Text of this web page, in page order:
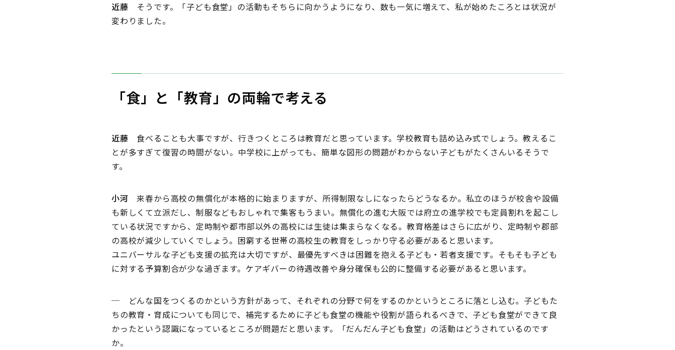
近藤 そうです。「子ども食堂」の活動もそちらに向かうようになり、数も一気に増えて、私が始めたころとは状況が
変わりました。
「食」と「教育」の両輪で考える
近藤 食べることも大事ですが、行きつくところは教育だと思っています。学校教育も詰め込み式でしょう。教えるこ
とが多すぎて復習の時間がない。中学校に上がっても、簡単な図形の問題がわからない子どもがたくさんいるそうで
す。
小河 来春から高校の無償化が本格的に始まりますが、所得制限なしになったらどうなるか。私立のほうが校舎や設備
も新しくて立派だし、制服などもおしゃれで集客もうまい。無償化の進む大阪では府立の進学校でも定員割れを起こし
ている状況ですから、定時制や都市部以外の高校には生徒は集まらなくなる。教育格差はさらに広がり、定時制や郡部
の高校が減少していくでしょう。困窮する世帯の高校生の教育をしっかり守る必要があると思います。
ユニバーサルな子ども支援の拡充は大切ですが、最優先すべきは困難を抱える子ども・若者支援です。そもそも子ども
に対する予算割合が少な過ぎます。ケアギバーの待遇改善や身分確保も公的に整備する必要があると思います。
─ どんな国をつくるのかという方針があって、それぞれの分野で何をするのかというところに落とし込む。子どもた
ちの教育・育成についても同じで、補完するために子ども食堂の機能や役割が語られるべきで、子ども食堂ができて良
かったという認識になっているところが問題だと思います。「だんだん子ども食堂」の活動はどうされているのです
か。